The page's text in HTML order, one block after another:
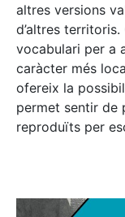
altres versions
d’altres territoris.
vocabulari per a
caràcter més
ofereix la
permet sentir de
reproduïts per